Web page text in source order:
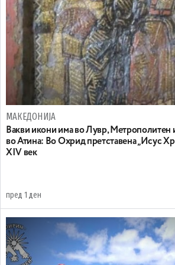
МАКЕДОНИЈА
Вакви икони има во Лувр, Метрополитен
во Атина: Во Охрид претставена „Исус
XIV век
пред 1 ден